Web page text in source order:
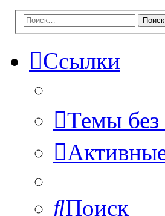
Поиск
Ссылки
Темы без
Поиск